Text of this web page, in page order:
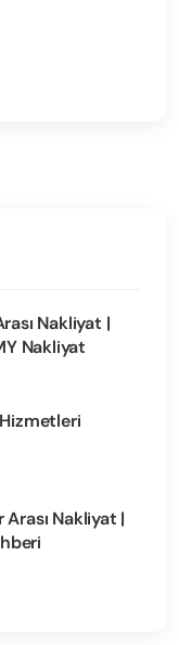
Nakliyat |
Nakliyat
Nakliyat |